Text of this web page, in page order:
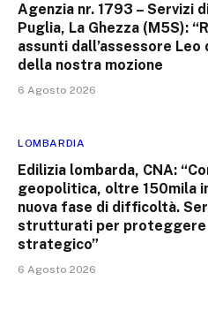
Agenzia nr. 1793 – Servizi
Puglia, La Ghezza (M5S):
assunti dall’assessore
della nostra mozione
6 Agosto 2026
LOMBARDIA
Edilizia lombarda, CNA:
geopolitica, oltre 150mila
nuova fase di difficoltà.
strutturati per proteggere
strategico”
6 Agosto 2026